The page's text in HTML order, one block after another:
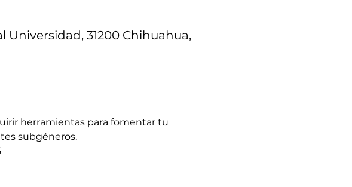
31200 Chihuahua,
herramientas para fomentar tu
subgéneros.